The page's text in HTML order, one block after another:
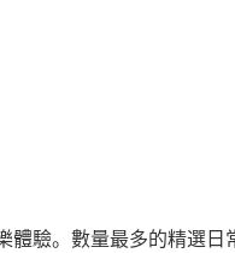
驗。數量最多的精選